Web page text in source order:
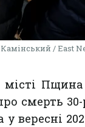
Камінський / East
місті
смерть 30-
у вересні